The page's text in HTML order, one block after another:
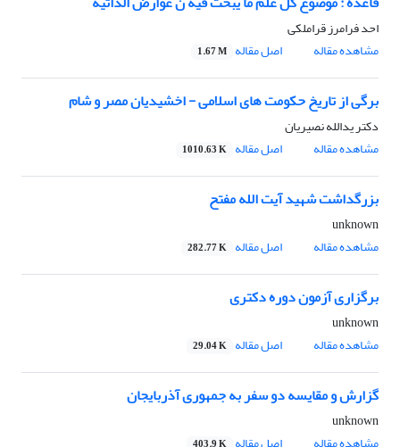
احد فرامرز قراملکی
مشاهده مقاله
اصل مقاله 1.67 M
برگی از تاریخ حکومت های اسلامی - اخشیدیان مصر و شام
دکتر یدالله نصیریان
مشاهده مقاله
اصل مقاله 1010.63 K
بزرگداشت شهید آیت الله مفتح
unknown
مشاهده مقاله
اصل مقاله 282.77 K
برگزاری آزمون دوره دکتری
unknown
مشاهده مقاله
اصل مقاله 29.04 K
گزارش و مقایسه دو سفر به جمهوری آذربایجان
unknown